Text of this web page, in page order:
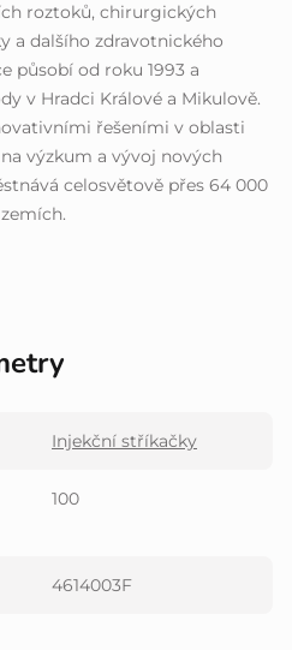
roztoků, chirurgických
a dalšího zdravotnického
působí od roku 1993 a
v Hradci Králové a Mikulově.
řešeními v oblasti
výzkum a vývoj nových
celosvětově přes 64 000
Injekční stříkačky
100
4614003F